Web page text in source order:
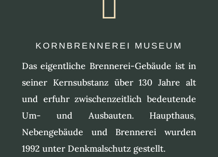

KORNBRENNEREI MUSEUM
Das eigentliche Brennerei-Gebäude ist in
seiner Kernsubstanz über 130 Jahre alt
und erfuhr zwischenzeitlich bedeutende
Um- und Ausbauten. Haupthaus,
Nebengebäude und Brennerei wurden
1992 unter Denkmalschutz gestellt.